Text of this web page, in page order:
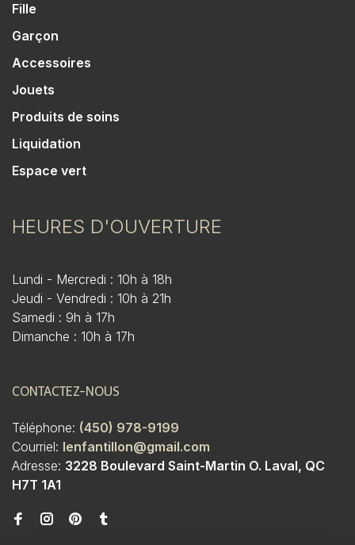
Fille
Garçon
Accessoires
Jouets
Produits de soins
Liquidation
Espace vert
HEURES D'OUVERTURE
Lundi - Mercredi : 10h à 18h
Jeudi - Vendredi : 10h à 21h
Samedi : 9h à 17h
Dimanche : 10h à 17h
CONTACTEZ-NOUS
Téléphone: (450) 978-9199
Courriel: lenfantillon@gmail.com
Adresse: 3228 Boulevard Saint-Martin O. Laval, QC
H7T 1A1